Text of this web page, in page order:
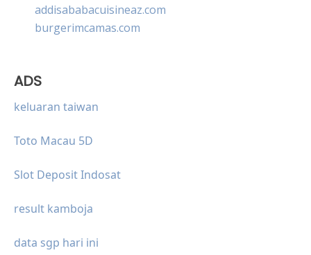
addisababacuisineaz.com
burgerimcamas.com
ADS
keluaran taiwan
Toto Macau 5D
Slot Deposit Indosat
result kamboja
data sgp hari ini